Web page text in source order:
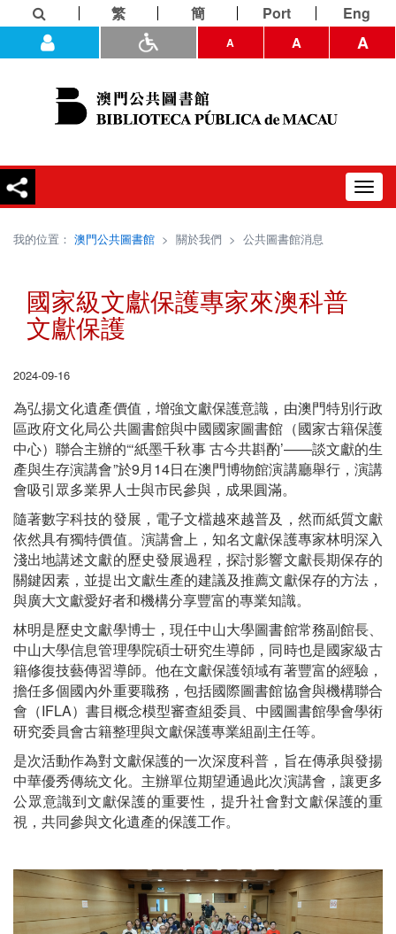
繁 簡 Port Eng
A A A
我的位置： 澳門公共圖書館 > 關於我們 > 公共圖書館消息
國家級文獻保護專家來澳科普
文獻保護
2024-09-16
為弘揚文化遺產價值，增強文獻保護意識，由澳門特別行政
區政府文化局公共圖書館與中國國家圖書館（國家古籍保護
中心）聯合主辦的“‘紙墨千秋事 古今共斟酌’——談文獻的生
產與生存演講會”於9月14日在澳門博物館演講廳舉行，演講
會吸引眾多業界人士與市民參與，成果圓滿。
隨著數字科技的發展，電子文檔越來越普及，然而紙質文獻
依然具有獨特價值。演講會上，知名文獻保護專家林明深入
淺出地講述文獻的歷史發展過程，探討影響文獻長期保存的
關鍵因素，並提出文獻生產的建議及推薦文獻保存的方法，
與廣大文獻愛好者和機構分享豐富的專業知識。
林明是歷史文獻學博士，現任中山大學圖書館常務副館長、
中山大學信息管理學院碩士研究生導師，同時也是國家級古
籍修復技藝傳習導師。他在文獻保護領域有著豐富的經驗，
擔任多個國內外重要職務，包括國際圖書館協會與機構聯合
會（IFLA）書目概念模型審查組委員、中國圖書館學會學術
研究委員會古籍整理與文獻保護專業組副主任等。
是次活動作為對文獻保護的一次深度科普，旨在傳承與發揚
中華優秀傳統文化。主辦單位期望通過此次演講會，讓更多
公眾意識到文獻保護的重要性，提升社會對文獻保護的重
視，共同參與文化遺產的保護工作。